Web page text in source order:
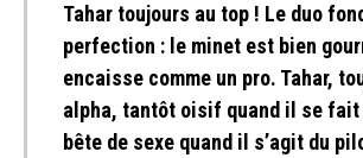
Tahar toujours au top ! Le duo
perfection : le minet est bien
encaisse comme un pro. Tahar,
alpha, tantôt oisif quand il se
bête de sexe quand il s’agit du